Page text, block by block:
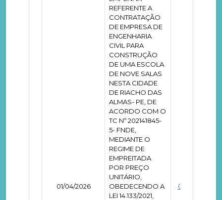
01/04/2026
REFERENTE A
CONTRATAÇÃO
DE EMPRESA DE
ENGENHARIA
CIVIL PARA
CONSTRUÇÃO
DE UMA ESCOLA
DE NOVE SALAS
NESTA CIDADE
DE RIACHO DAS
ALMAS- PE, DE
ACORDO COM O
TC Nº 202141845-
5- FNDE,
MEDIANTE O
REGIME DE
EMPREITADA
POR PREÇO
UNITÁRIO,
OBEDECENDO A
LEI 14.133/2021,
0000954